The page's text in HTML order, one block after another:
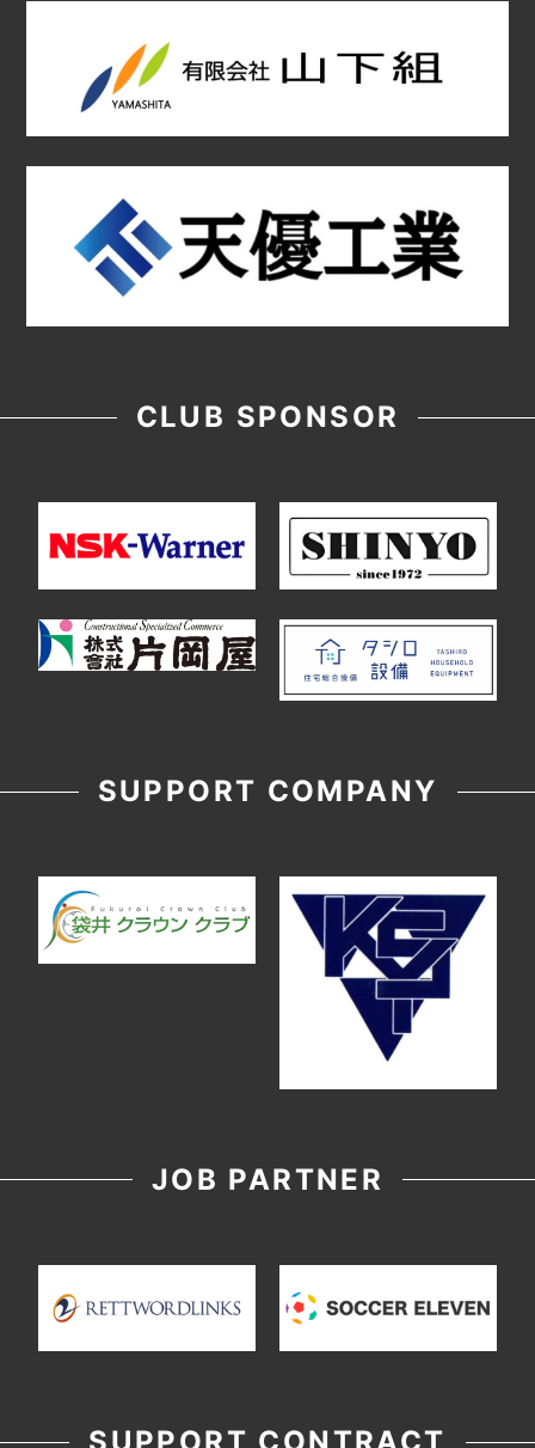
CLUB SPONSOR
SUPPORT COMPANY
JOB PARTNER